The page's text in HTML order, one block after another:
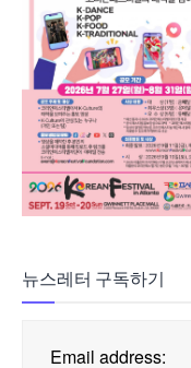
뉴스레터 구독하기
Email address: